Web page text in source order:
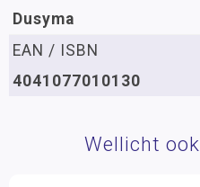
Dusyma
EAN / ISBN
4041077010130
Wellicht ook